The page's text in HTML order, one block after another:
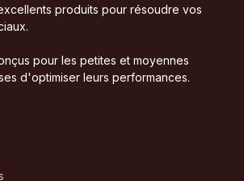
produits pour résoudre vos
pour les petites et moyennes
d'optimiser leurs performances.